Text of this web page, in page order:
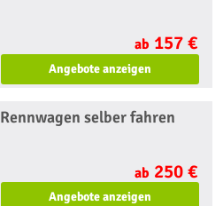
ab 157 €
Angebote anzeigen
Rennwagen selber fahren
ab 250 €
Angebote anzeigen